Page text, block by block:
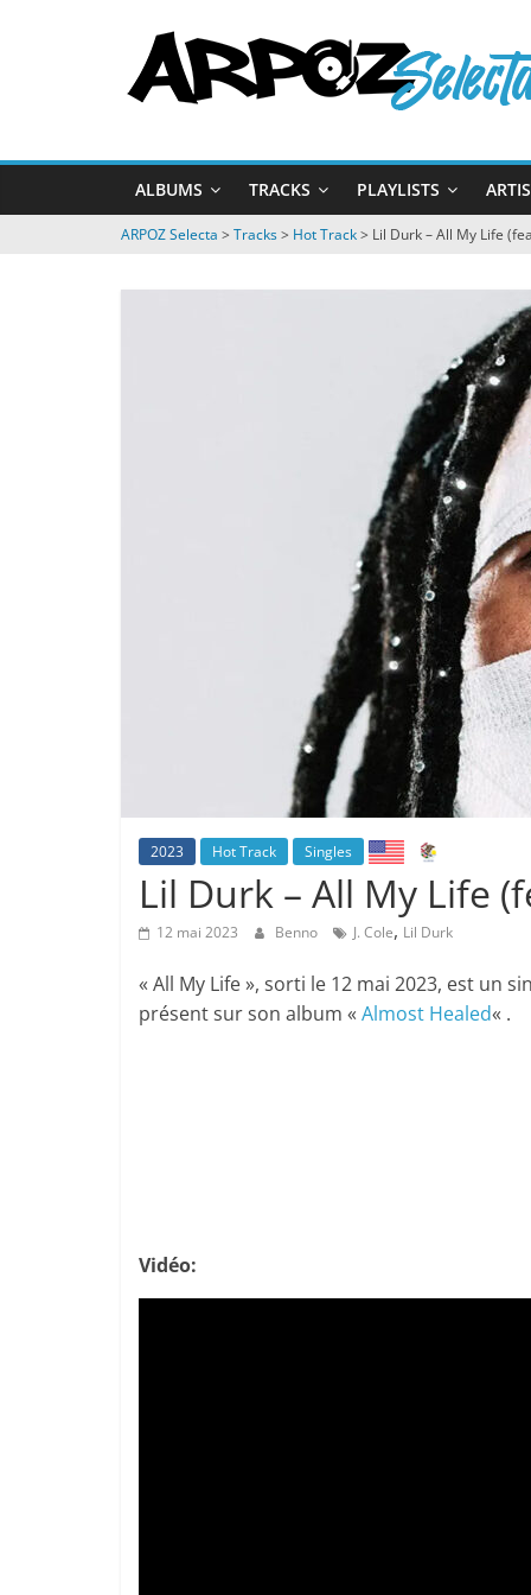
ARPOZ
Selecta
by
ARPOZ
&
ALBUMS TRACKS PLAYLISTS
ARPOZ Selecta > Tracks> Hot Track> Lil Durk – All My Life
2023 Hot Track Singles
Lil Durk – All My Life
12 mai 2023 Benno J. Cole, Lil Durk
« All My Life », sorti le 12 mai 2023, est un
présent sur son album « Almost Healed« .
Vidéo: